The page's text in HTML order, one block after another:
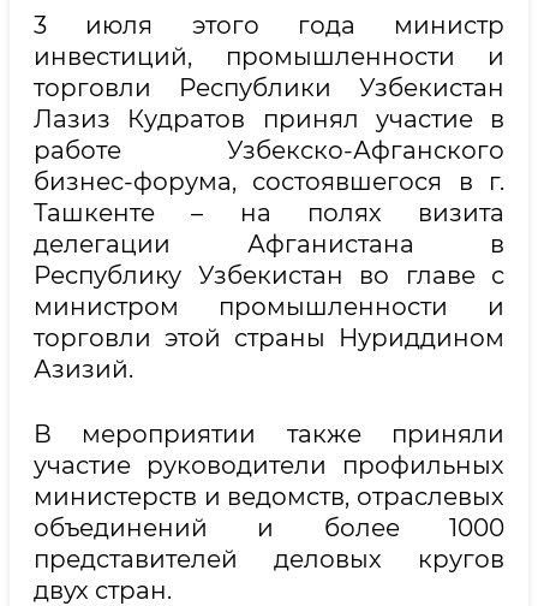
3 июля этого года министр
инвестиций, промышленности и
торговли Республики Узбекистан
Лазиз Кудратов принял участие в
работе Узбекско-Афганского
бизнес-форума, состоявшегося в г.
Ташкенте – на полях визита
делегации Афганистана в
Республику Узбекистан во главе с
министром промышленности и
торговли этой страны Нуриддином
Азизий.
В мероприятии также приняли
участие руководители профильных
министерств и ведомств, отраслевых
объединений и более 1000
представителей деловых кругов
двух стран.